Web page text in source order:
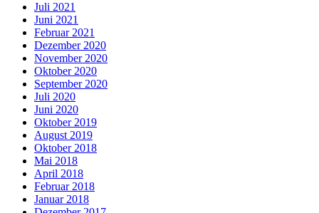
Juli 2021
Juni 2021
Februar 2021
Dezember 2020
November 2020
Oktober 2020
September 2020
Juli 2020
Juni 2020
Oktober 2019
August 2019
Oktober 2018
Mai 2018
April 2018
Februar 2018
Januar 2018